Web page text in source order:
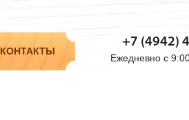
КОНТАКТЫ
+7 (4942)
Ежедневно с